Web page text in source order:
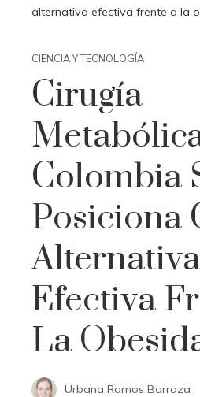
alternativa efectiva frente a la
CIENCIA Y TECNOLOGÍA
Cirugía
Colombia
Posiciona
Alternativa
Efectiva
La
Urbana Ramos Barraza